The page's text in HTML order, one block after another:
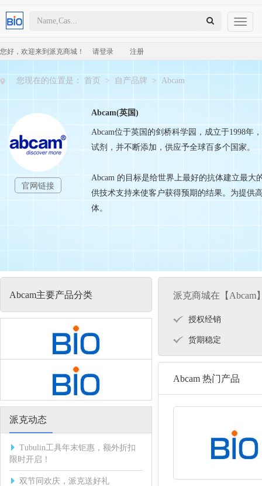
您好，欢迎来到派克商城！ 请登录 注册
Toggle
您现在的位置是： 首页 > 自产品牌 > Abcam
官网链接
Abcam(英国)
Abcam位于英国的剑桥科学园，成立于1998年
试剂，并不断添加，供应予全球百多个国家。
Abcam 的目标是给世界上最好的抗体建立最
供技术支持来使客户获得预期的结果。为提供
体。
Abcam主要产品分类
派克动态
Tubulin工具年末钜惠，额外折扣
限时开启！
双节同欢庆，派克送好礼
派克商城在【Abcam
授权经销
货期稳定
Abcam 热门产品